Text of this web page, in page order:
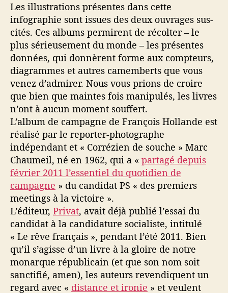
o
Les illustrations présentes dans cette
infographie sont issues des deux ouvrages sus-
cités. Ces albums permirent de récolter – le
plus sérieusement du monde – les présentes
données, qui donnèrent forme aux compteurs,
diagrammes et autres camemberts que vous
venez d’admirer. Nous vous prions de croire
que bien que maintes fois manipulés, les livres
n’ont à aucun moment souffert.
L’album de campagne de François Hollande est
réalisé par le reporter-photographe
indépendant et « Corrézien de souche » Marc
Chaumeil, né en 1962, qui a « partagé depuis
février 2011 l’essentiel du quotidien de
campagne » du candidat PS « des premiers
meetings à la victoire ».
L’éditeur, Privat, avait déjà publié l’essai du
candidat à la candidature socialiste, intitulé
« Le rêve français », pendant l’été 2011. Bien
qu’il s’agisse d’un livre à la gloire de notre
monarque républicain (et que son nom soit
sanctifié, amen), les auteurs revendiquent un
regard avec « distance et ironie » et veulent